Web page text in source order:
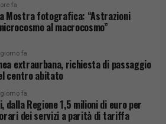
fa
Mostra fotografica: “Astrazioni
al macrocosmo”
fa
extraurbana, richiesta di passaggio
centro abitato
fa
dalla Regione 1,5 milioni di euro per
dei servizi a parità di tariffa